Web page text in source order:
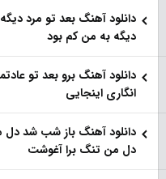
دانلود آهنگ بعد تو مرد
دیگه به من کم بود
دانلود آهنگ برو بعد تو
انگاری اینجایی
دانلود آهنگ باز شب شد
دل من تنگ برا آغوشت